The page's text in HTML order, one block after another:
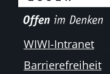
WIWI-Intranet
Barrierefreiheit